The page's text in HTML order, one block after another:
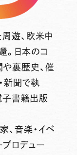
遊、欧米中
。日本のコ
裏歴史、催
新聞で執
子書籍出版
、音楽・イベ
プロデュー